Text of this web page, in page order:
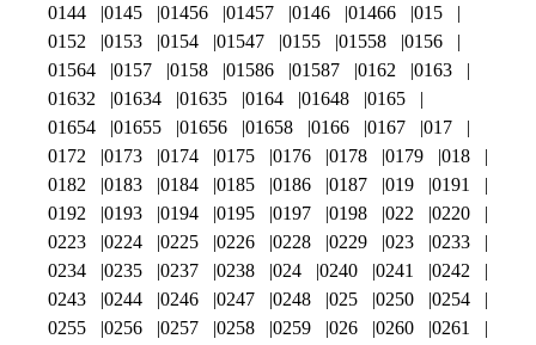
0144
0145 01456 01457 0146 01466
015
0152
0153 0154 01547 0155 01558
0156
01564
0157 0158 01586 01587 0162
0163
01632
01634 01635 0164 01648
0165
01654
01655 01656 01658 0166 0167
017
0172
0173 0174 0175 0176 0178 0179
018
0182
0183 0184 0185 0186 0187 019
0191
0192
0193 0194 0195 0197 0198 022
0220
0223
0224 0225 0226 0228 0229 023
0233
0234
0235 0237 0238 024 0240 0241
0242
0243
0244 0246 0247 0248 025 0250
0254
0255
0256 0257 0258 0259 026 0260 0261